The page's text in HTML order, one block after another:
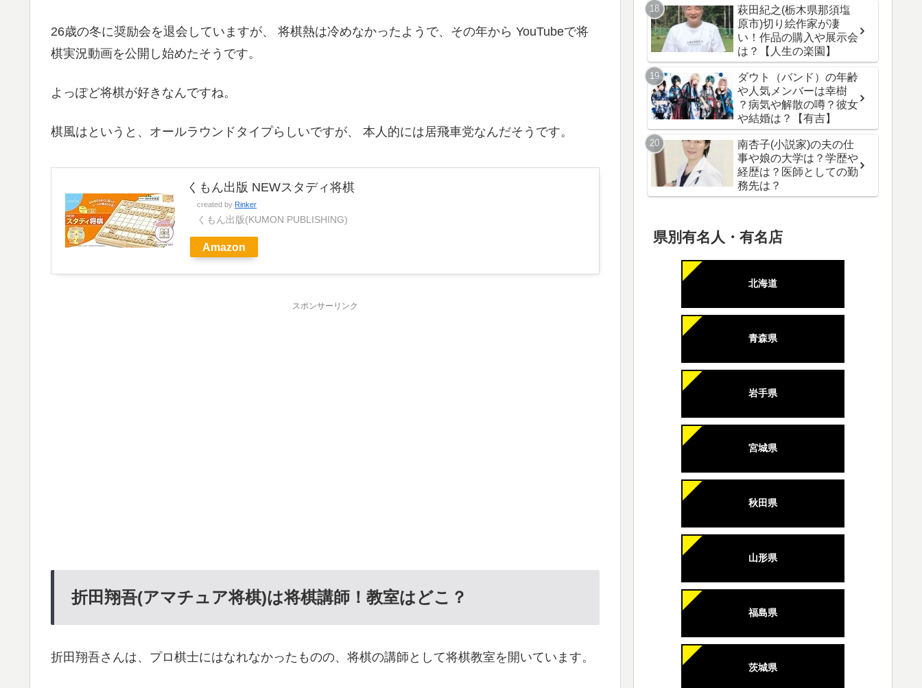
26歳の冬に奨励会を退会していますが、 将棋熱は冷めなかったようで、その年から YouTubeで将
棋実況動画を公開し始めたそうです。
よっぽど将棋が好きなんですね。
棋風はというと、オールラウンドタイプらしいですが、 本人的には居飛車党なんだそうです。
くもん出版 NEWスタディ将棋
created by Rinker
くもん出版(KUMON PUBLISHING)
Amazon
スポンサーリンク
折田翔吾(アマチュア将棋)は将棋講師！教室はどこ？
折田翔吾さんは、プロ棋士にはなれなかったものの、将棋の講師として将棋教室を開いています。
萩田紀之(栃木県那須塩
原市)切り絵作家が凄
い！作品の購入や展示会
は？【人生の楽園】
ダウト（バンド）の年齢
や人気メンバーは幸樹
？病気や解散の噂？彼女
や結婚は？【有吉】
南杏子(小説家)の夫の仕
事や娘の大学は？学歴や
経歴は？医師としての勤
務先は？
県別有名人・有名店
北海道
青森県
岩手県
宮城県
秋田県
山形県
福島県
茨城県